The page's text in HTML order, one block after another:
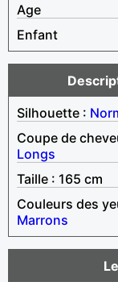
Age
Enfant
Silhouette :
Coupe de
Longs
Taille : 165 cm
Couleurs des
Marrons